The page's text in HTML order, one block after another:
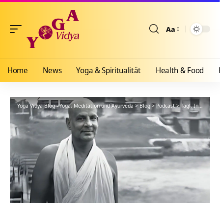
Aa
Home News Yoga & Spiritualität Health & Food
Yoga Vidya Blog - Yoga, Meditation und Ayurveda>Blog >Podcast>Tägl. Inspiration